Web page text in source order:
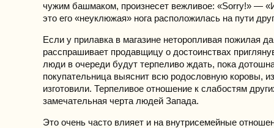
чужим башмаком, произнесет вежливое: «Sorry!» —
это его «неуклюжая» нога расположилась на пути
Если у прилавка в магазине неторопливая пожилая
расспрашивает продавщицу о достоинствах
люди в очереди будут терпеливо ждать, пока
покупательница выяснит всю родословную коровы, из
изготовили. Терпеливое отношение к слабостям
замечательная черта людей Запада.
Это очень часто влияет и на внутрисемейные